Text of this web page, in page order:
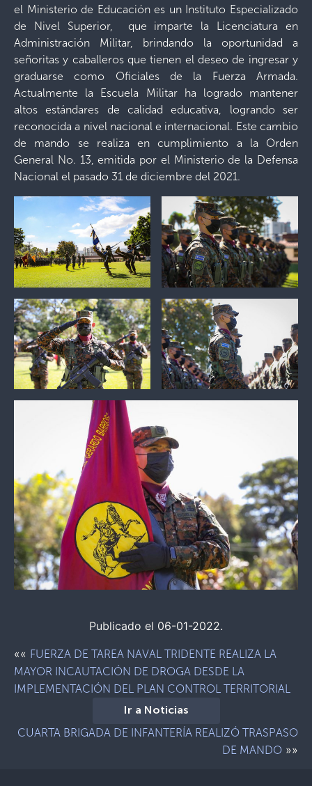
el Ministerio de Educación es un Instituto Especializado
de Nivel Superior, que imparte la Licenciatura en
Administración Militar, brindando la oportunidad a
señoritas y caballeros que tienen el deseo de ingresar y
graduarse como Oficiales de la Fuerza Armada.
Actualmente la Escuela Militar ha logrado mantener
altos estándares de calidad educativa, logrando ser
reconocida a nivel nacional e internacional. Este cambio
de mando se realiza en cumplimiento a la Orden
General No. 13, emitida por el Ministerio de la Defensa
Nacional el pasado 31 de diciembre del 2021.
Publicado el 06-01-2022.
«« FUERZA DE TAREA NAVAL TRIDENTE REALIZA LA
MAYOR INCAUTACIÓN DE DROGA DESDE LA
IMPLEMENTACIÓN DEL PLAN CONTROL TERRITORIAL
Ir a Noticias
CUARTA BRIGADA DE INFANTERÍA REALIZÓ TRASPASO
DE MANDO »»